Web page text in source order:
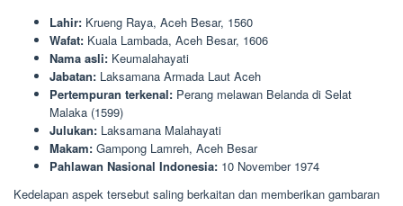
Lahir: Krueng Raya, Aceh Besar, 1560
Wafat: Kuala Lambada, Aceh Besar, 1606
Nama asli: Keumalahayati
Jabatan: Laksamana Armada Laut Aceh
Pertempuran terkenal: Perang melawan Belanda di Selat
Malaka (1599)
Julukan: Laksamana Malahayati
Makam: Gampong Lamreh, Aceh Besar
Pahlawan Nasional Indonesia: 10 November 1974
Kedelapan aspek tersebut saling berkaitan dan memberikan gambaran